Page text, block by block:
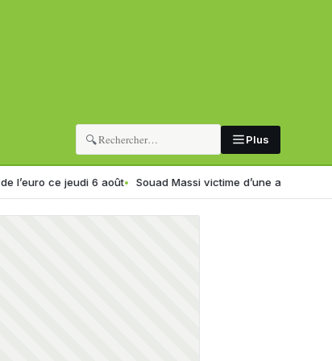
🔍 Plus
jeudi 6 août Souad Massi victime d’une agression à